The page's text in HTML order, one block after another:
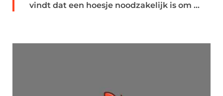
vindt dat een hoesje noodzakelijk is om ...